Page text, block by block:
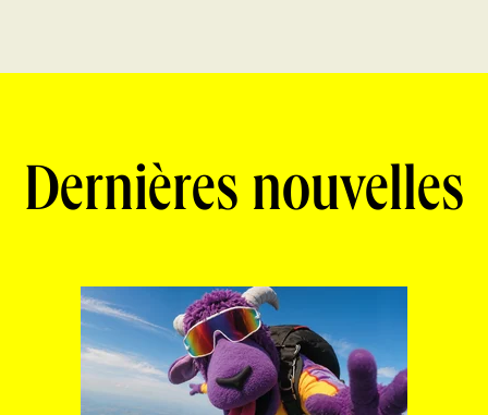
Dernières nouvelles